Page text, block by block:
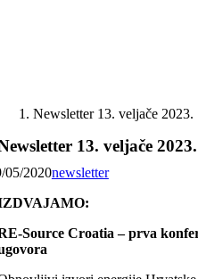
Newsletter 13. veljače 2023.
13. veljače 2023.
05/2020newsletter
Source Croatia – prva